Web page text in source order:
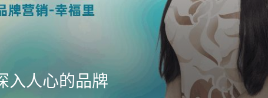
Video
入人心的品牌